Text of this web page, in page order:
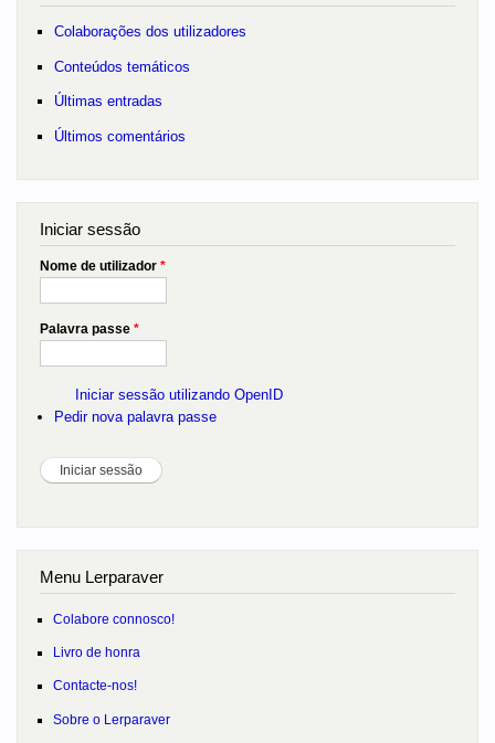
Colaborações dos utilizadores
Conteúdos temáticos
Últimas entradas
Últimos comentários
Iniciar sessão
Nome de utilizador *
Palavra passe *
Iniciar sessão utilizando OpenID
Pedir nova palavra passe
Menu Lerparaver
Colabore connosco!
Livro de honra
Contacte-nos!
Sobre o Lerparaver